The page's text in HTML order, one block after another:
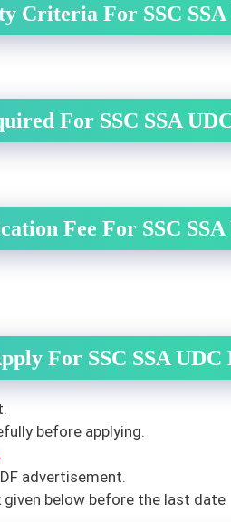
Criteria For SSC
For SSC SSA
Fee For SSC
For SSC SSA
before applying.
advertisement.
below before the last date